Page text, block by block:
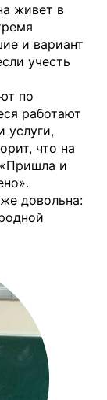
живет в
и вариант
учесть
по
работают
услуги,
что на
и
довольна: